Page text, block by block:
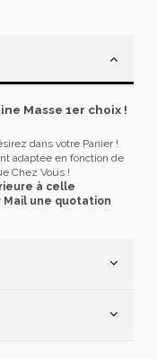
Masse 1er choix !
dans votre Panier !
adaptée en fonction de
Chez Vous !
à celle
Mail une quotation